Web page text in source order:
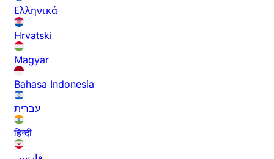
Ελληνικά
Hrvatski
Magyar
Bahasa Indonesia
עברית
हिन्दी